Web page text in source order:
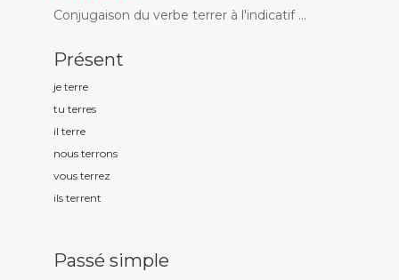
Conjugaison du verbe terrer à l'indicatif ...
Présent
je terre
tu terres
il terre
nous terrons
vous terrez
ils terrent
Passé simple